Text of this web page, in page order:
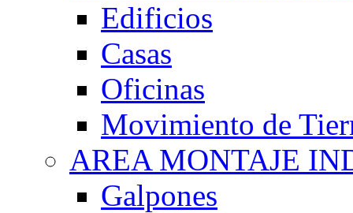
Edificios
Casas
Oficinas
Movimiento de
AREA MONTAJE
Galpones